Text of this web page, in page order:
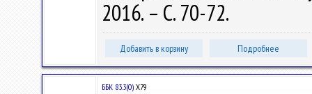
2016. – С. 70-72.
Добавить в корзину Подробнее
ББК 83.3(0) Х79